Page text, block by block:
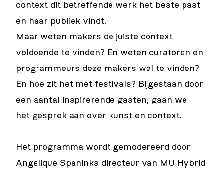
context dit betreffende werk het beste past
en haar publiek vindt.
Maar weten makers de juiste context
voldoende te vinden? En weten curatoren en
programmeurs deze makers wel te vinden?
En hoe zit het met festivals? Bijgestaan door
een aantal inspirerende gasten, gaan we
het gesprek aan over kunst en context.
Het programma wordt gemodereerd door
Angelique Spaninks directeur van MU Hybrid